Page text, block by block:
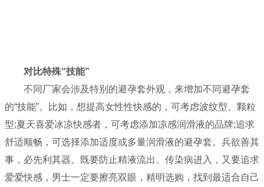
对比特殊“技能”
不同厂家会涉及特别的避孕套外观，来增加不同避孕套
的“技能”。比如，想提高女性性快感的，可考虑波纹型、颗粒
型;夏天喜爱冰凉快感者，可考虑添加凉感润滑液的品牌;追求
舒适顺畅，可选择添加适度或多量润滑液的避孕套。兵欲善其
事，必先利其器。既要防止精液流出、传染病进入，又要追求
爱爱快感，男士一定要擦亮双眼，精明选购，找到最适合自己